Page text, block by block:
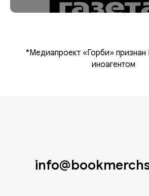
*Медиапроект «Горби»
иноагентом